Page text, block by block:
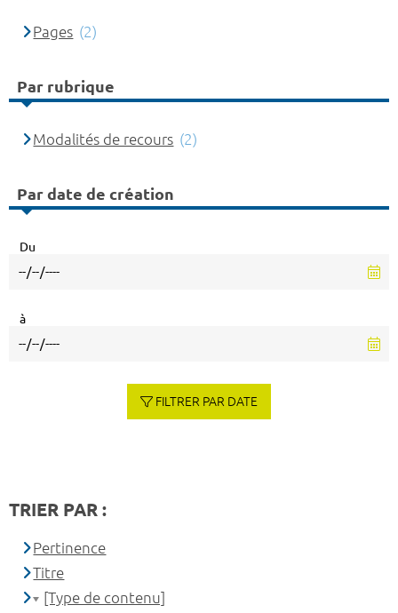
Pages (2)
Par rubrique
Modalités de recours (2)
Par date de création
Du
à
FILTRER PAR DATE
TRIER PAR :
Pertinence
Titre
[Type de contenu]